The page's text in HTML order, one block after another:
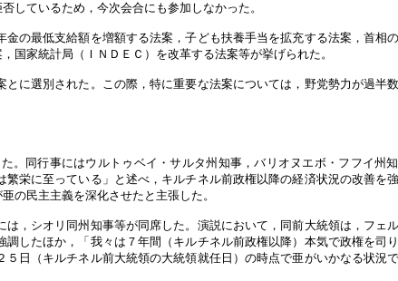
しているため，今次会合にも参加しなかった。
の最低支給額を増額する法案，子ども扶養手当を拡充する法案，首相
国家統計局（ＩＮＤＥＣ）を改革する法案等が挙げられた。
に選別された。この際，特に重要な法案については，野党勢力が過半
。同行事にはウルトゥベイ・サルタ州知事，バリオヌエボ・フフイ州
栄に至っている」と述べ，キルチネル前政権以降の経済状況の改善を
の民主主義を深化させたと主張した。
，シオリ同州知事等が同席した。演説において，同前大統領は，フェ
したほか，「我々は７年間（キルチネル前政権以降）本気で政権を司
日（キルチネル前大統領の大統領就任日）の時点で亜がいかなる状況